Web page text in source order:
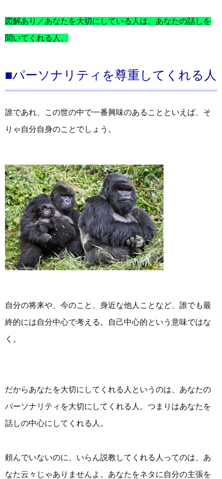
図解あり／あなたを大切にしている人は、あなたの話しを
聞いてくれる人。
■パーソナリティを尊重してくれる人
誰であれ、この世の中で一番興味のあることといえば、そ
りゃ自分自身のことでしょう。
自分の将来や、今のこと、身近な他人ことなど、誰でも最
終的には自分中心で考える。自己中心的という意味ではな
く。
だからあなたを大切にしてくれる人というのは、あなたの
パーソナリティを大切にしてくれる人。つまりはあなたを
話しの中心にしてくれる人。
頼んでいないのに、いらん説教してくれる人ってのは、あ
なた云々じゃありませんよ。あなたをネタに自分の主張を